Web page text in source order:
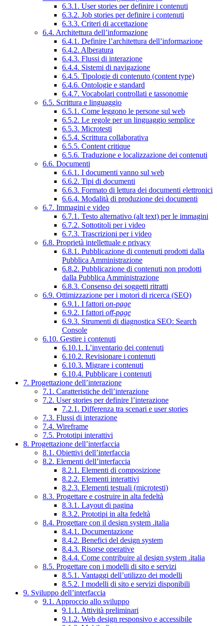
6.3.1. User stories per definire i contenuti
6.3.2. Job stories per definire i contenuti
6.3.3. Criteri di accettazione
6.4. Architettura dell’informazione
6.4.1. Definire l’architettura dell’informazione
6.4.2. Alberatura
6.4.3. Flussi di interazione
6.4.4. Sistemi di navigazione
6.4.5. Tipologie di contenuto (content type)
6.4.6. Ontologie e standard
6.4.7. Vocabolari controllati e tassonomie
6.5. Scrittura e linguaggio
6.5.1. Come leggono le persone sul web
6.5.2. Le regole per un linguaggio semplice
6.5.3. Microtesti
6.5.4. Scrittura collaborativa
6.5.5. Content critique
6.5.6. Traduzione e localizzazione dei contenuti
6.6. Documenti
6.6.1. I documenti vanno sul web
6.6.2. Tipi di documenti
6.6.3. Formato di lettura dei documenti elettronici
6.6.4. Modalità di produzione dei documenti
6.7. Immagini e video
6.7.1. Testo alternativo (alt text) per le immagini
6.7.2. Sottotitoli per i video
6.7.3. Trascrizioni per i video
6.8. Proprietà intellettuale e privacy
6.8.1. Pubblicazione di contenuti prodotti dalla
Pubblica Amministrazione
6.8.2. Pubblicazione di contenuti non prodotti
dalla Pubblica Amministrazione
6.8.3. Consenso dei soggetti ritratti
6.9. Ottimizzazione per i motori di ricerca (SEO)
6.9.1. I fattori on-page
6.9.2. I fattori off-page
6.9.3. Strumenti di diagnostica SEO: Search
Console
6.10. Gestire i contenuti
6.10.1. L’inventario dei contenuti
6.10.2. Revisionare i contenuti
6.10.3. Migrare i contenuti
6.10.4. Pubblicare i contenuti
7. Progettazione dell’interazione
7.1. Caratteristiche dell’interazione
7.2. User stories per definire l’interazione
7.2.1. Differenza tra scenari e user stories
7.3. Flussi di interazione
7.4. Wireframe
7.5. Prototipi interattivi
8. Progettazione dell’interfaccia
8.1. Obiettivi dell’interfaccia
8.2. Elementi dell’interfaccia
8.2.1. Elementi di composizione
8.2.2. Elementi interattivi
8.2.3. Elementi testuali (microtesti)
8.3. Progettare e costruire in alta fedeltà
8.3.1. Layout di pagina
8.3.2. Prototipi in alta fedeltà
8.4. Progettare con il design system .italia
8.4.1. Documentazione
8.4.2. Benefici del design system
8.4.3. Risorse operative
8.4.4. Come contribuire al design system .italia
8.5. Progettare con i modelli di sito e servizi
8.5.1. Vantaggi dell’utilizzo dei modelli
8.5.2. I modelli di sito e servizi disponibili
9. Sviluppo dell’interfaccia
9.1. Approccio allo sviluppo
9.1.1. Attività preliminari
9.1.2. Web design responsivo e accessibile